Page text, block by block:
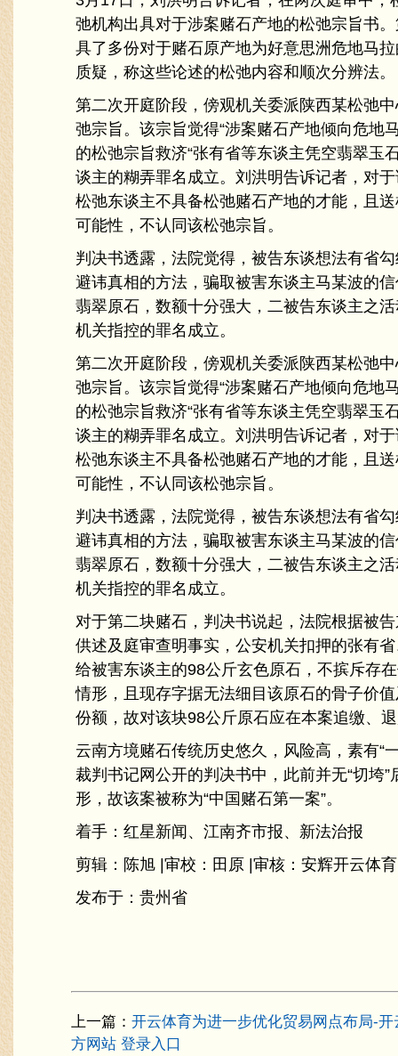
弛机构出具对于涉案赌石产地的松弛宗旨书
具了多份对于赌石原产地为好意思洲危地马
质疑，称这些论述的松弛内容和顺次分辨法。
第二次开庭阶段，傍观机关委派陕西某松弛
弛宗旨。该宗旨觉得“涉案赌石产地倾向危地
的松弛宗旨救济“张有省等东谈主凭空翡翠玉
谈主的糊弄罪名成立。刘洪明告诉记者，对
松弛东谈主不具备松弛赌石产地的才能，且
可能性，不认同该松弛宗旨。
判决书透露，法院觉得，被告东谈想法有省
避讳真相的方法，骗取被害东谈主马某波的
翡翠原石，数额十分强大，二被告东谈主之
机关指控的罪名成立。
第二次开庭阶段，傍观机关委派陕西某松弛
弛宗旨。该宗旨觉得“涉案赌石产地倾向危地
的松弛宗旨救济“张有省等东谈主凭空翡翠玉
谈主的糊弄罪名成立。刘洪明告诉记者，对
松弛东谈主不具备松弛赌石产地的才能，且
可能性，不认同该松弛宗旨。
判决书透露，法院觉得，被告东谈想法有省
避讳真相的方法，骗取被害东谈主马某波的
翡翠原石，数额十分强大，二被告东谈主之
机关指控的罪名成立。
对于第二块赌石，判决书说起，法院根据被
供述及庭审查明事实，公安机关扣押的张有
给被害东谈主的98公斤玄色原石，不摈斥存
情形，且现存字据无法细目该原石的骨子价
份额，故对该块98公斤原石应在本案追缴、
云南方境赌石传统历史悠久，风险高，素有“
裁判书记网公开的判决书中，此前并无“切垮
形，故该案被称为“中国赌石第一案”。
着手：红星新闻、江南齐市报、新法治报
剪辑：陈旭 |审校：田原 |审核：安辉开云体育
发布于：贵州省
上一篇： 开云体育为进一步优化贸易网点布局-
方网站 登录入口